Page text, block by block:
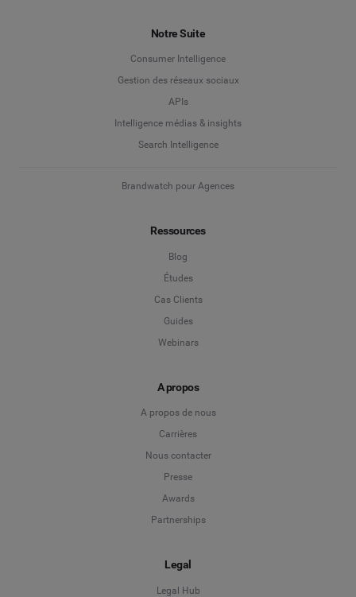
Notre Suite
Consumer Intelligence
Gestion des réseaux sociaux
APIs
Intelligence médias & insights
Search Intelligence
Brandwatch pour Agences
Ressources
Blog
Études
Cas Clients
Guides
Webinars
A propos
A propos de nous
Carrières
Nous contacter
Presse
Awards
Partnerships
Legal
Legal Hub